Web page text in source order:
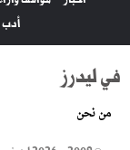
أدب
في ليدرز
من نحن